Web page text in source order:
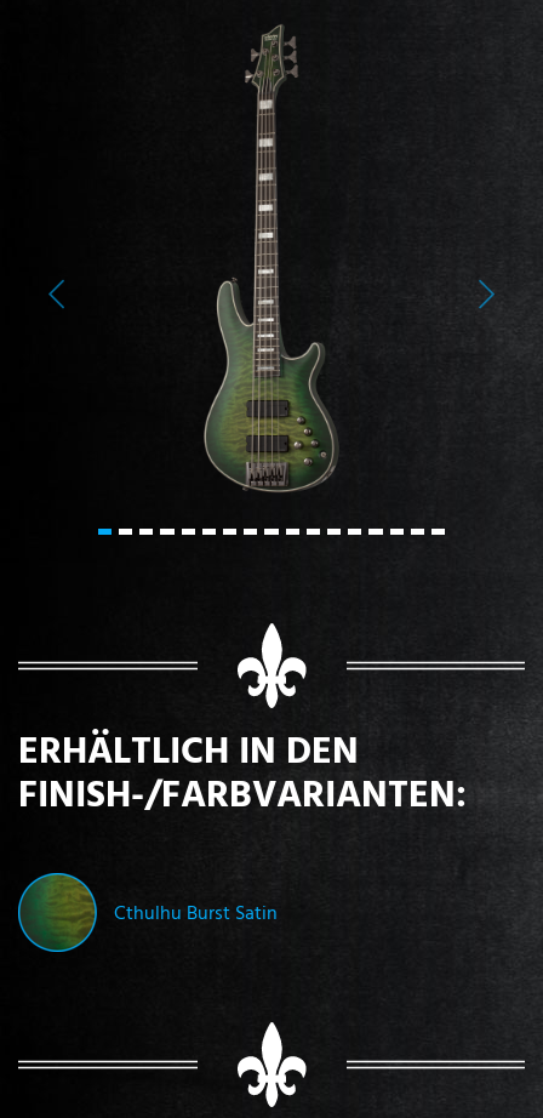
Previous Next
ERHÄLTLICH IN DEN
FINISH-/FARBVARIANTEN:
Cthulhu Burst Satin